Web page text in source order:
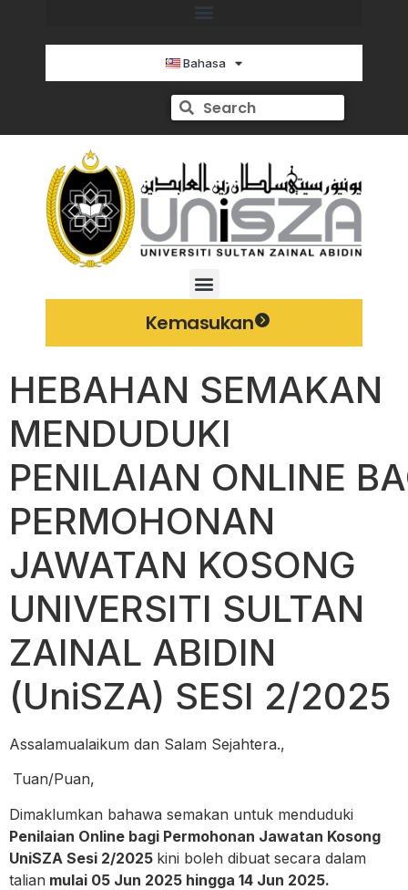
Bahasa
Kemasukan
HEBAHAN SEMAKAN
MENDUDUKI
PENILAIAN ONLINE
PERMOHONAN
JAWATAN KOSONG
UNIVERSITI SULTAN
ZAINAL ABIDIN
(UniSZA) SESI 2/2025
Assalamualaikum dan Salam Sejahtera.,
Tuan/Puan,
Dimaklumkan bahawa semakan untuk menduduki
Penilaian Online bagi Permohonan Jawatan Kosong
UniSZA Sesi 2/2025 kini boleh dibuat secara dalam
talian mulai 05 Jun 2025 hingga 14 Jun 2025.